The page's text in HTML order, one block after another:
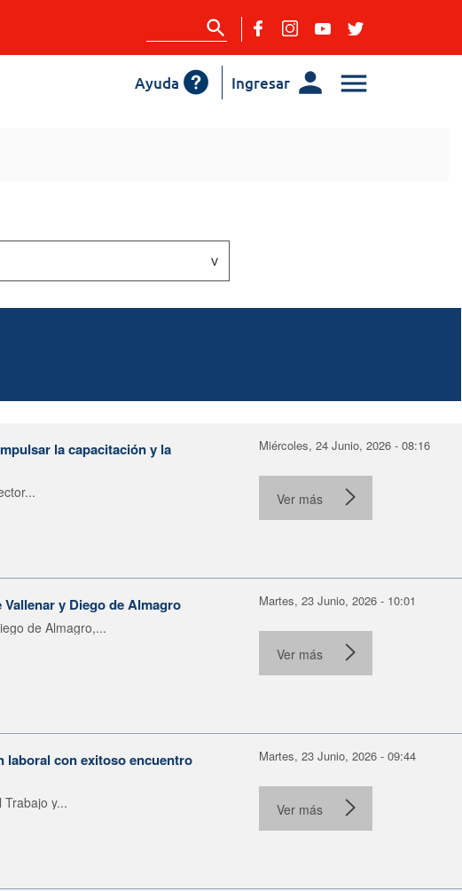
Ingresar
Ayuda
la capacitación y la
Miércoles, 24 Junio, 2026 - 08:16
Ver más
y Diego de Almagro
de Almagro,...
Martes, 23 Junio, 2026 - 10:01
Ver más
laboral con exitoso encuentro
y...
Martes, 23 Junio, 2026 - 09:44
Ver más